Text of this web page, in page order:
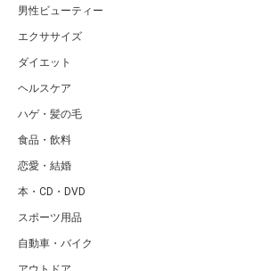
男性ビューティー
エクササイズ
ダイエット
ヘルスケア
ハゲ・髪の毛
食品・飲料
恋愛・結婚
本・CD・DVD
スポーツ用品
自動車・バイク